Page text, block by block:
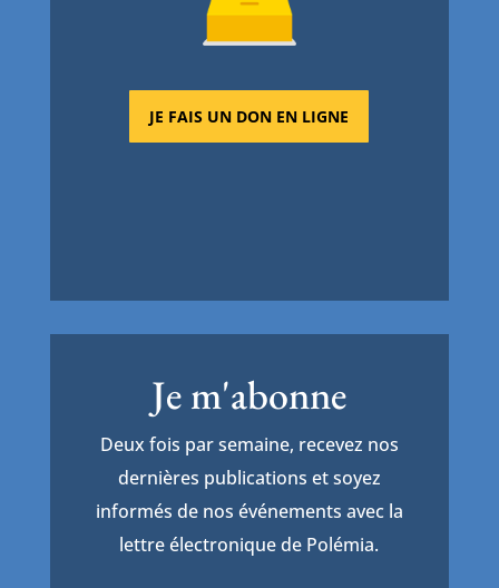
JE FAIS UN DON EN LIGNE
Je m'abonne
Deux fois par semaine, recevez nos
dernières publications et soyez
informés de nos événements avec la
lettre électronique de Polémia.